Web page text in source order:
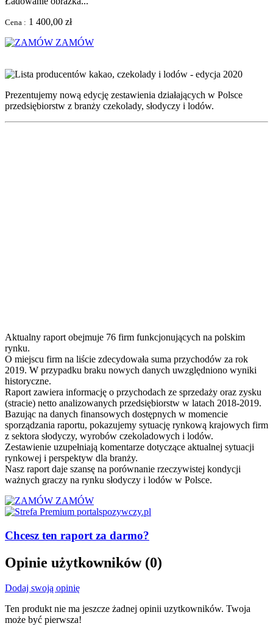
Cena : 1 400,00 zł
ZAMÓW
Prezentujemy nową edycję zestawienia działających w Polsce
przedsiębiorstw z branży czekolady, słodyczy i lodów.
Aktualny raport obejmuje 76 firm funkcjonujących na polskim
rynku.
O miejscu firm na liście zdecydowała suma przychodów za rok
2019. W przypadku braku nowych danych uwzględniono wyniki
historyczne.
Raport zawiera informację o przychodach ze sprzedaży oraz zysku
(stracie) netto analizowanych przedsiębiorstw w latach 2018-2019.
Bazując na danych finansowych dostępnych w momencie
sporządzania raportu, pokazujemy sytuację rynkową krajowych firm
z sektora słodyczy, wyrobów czekoladowych i lodów.
Zestawienie uzupełniają komentarze dotyczące aktualnej sytuacji
rynkowej i perspektyw dla branży.
Nasz raport daje szansę na porównanie rzeczywistej kondycji
ważnych graczy na rynku słodyczy i lodów w Polsce.
ZAMÓW
Chcesz ten raport za darmo?
Opinie użytkowników (0)
Dodaj swoją opinię
Ten produkt nie ma jeszcze żadnej opinii uzytkowników. Twoja
może być pierwsza!